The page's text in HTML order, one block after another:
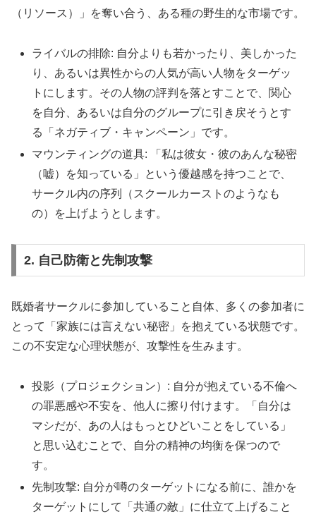
（リソース）」を奪い合う、ある種の野生的な市場です。
ライバルの排除: 自分よりも若かったり、美しかった
り、あるいは異性からの人気が高い人物をターゲッ
トにします。その人物の評判を落とすことで、関心
を自分、あるいは自分のグループに引き戻そうとす
る「ネガティブ・キャンペーン」です。
マウンティングの道具: 「私は彼女・彼のあんな秘密
（嘘）を知っている」という優越感を持つことで、
サークル内の序列（スクールカーストのようなも
の）を上げようとします。
2. 自己防衛と先制攻撃
既婚者サークルに参加していること自体、多くの参加者に
とって「家族には言えない秘密」を抱えている状態です。
この不安定な心理状態が、攻撃性を生みます。
投影（プロジェクション）: 自分が抱えている不倫へ
の罪悪感や不安を、他人に擦り付けます。「自分は
マシだが、あの人はもっとひどいことをしている」
と思い込むことで、自分の精神の均衡を保つので
す。
先制攻撃: 自分が噂のターゲットになる前に、誰かを
ターゲットにして「共通の敵」に仕立て上げること